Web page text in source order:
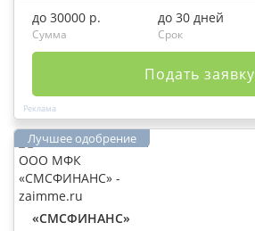
до 30000 р.
Сумма
до 30 дней
Срок
Подать заявку
«СМСФИНАНС»